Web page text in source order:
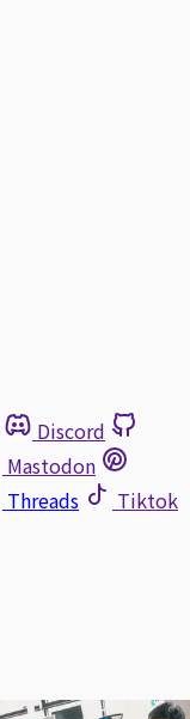
Discord
Mastodon
Threads
Tiktok